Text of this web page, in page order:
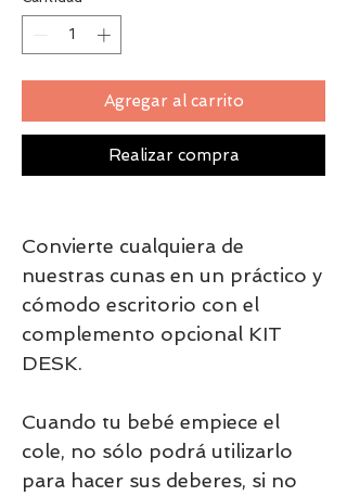
Agregar al carrito
Realizar compra
Convierte cualquiera de
nuestras cunas en un práctico y
cómodo escritorio con el
complemento opcional KIT
DESK.
Cuando tu bebé empiece el
cole, no sólo podrá utilizarlo
para hacer sus deberes, si no